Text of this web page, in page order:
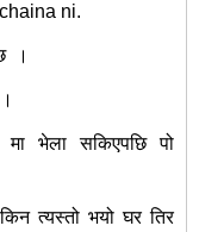
ni.
।
मा भेला सकिएपछि पो
त्यस्तो भयो घर तिर